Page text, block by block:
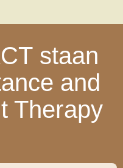
staan
and
Therapy